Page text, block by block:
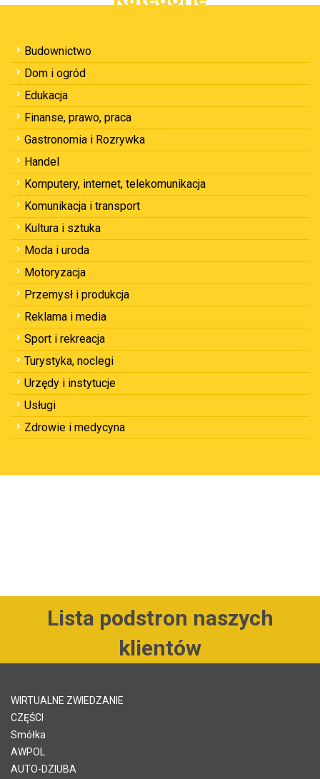
Budownictwo
Dom i ogród
Edukacja
Finanse, prawo, praca
Gastronomia i Rozrywka
Handel
Komputery, internet, telekomunikacja
Komunikacja i transport
Kultura i sztuka
Moda i uroda
Motoryzacja
Przemysł i produkcja
Reklama i media
Sport i rekreacja
Turystyka, noclegi
Urzędy i instytucje
Usługi
Zdrowie i medycyna
Lista podstron naszych
klientów
WIRTUALNE ZWIEDZANIE
CZĘŚCI
Smółka
AWPOL
AUTO-DZIUBA